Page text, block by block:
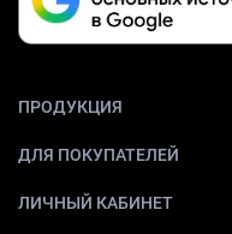
ПРОДУКЦИЯ
ДЛЯ ПОКУПАТЕЛЕЙ
ЛИЧНЫЙ КАБИНЕТ